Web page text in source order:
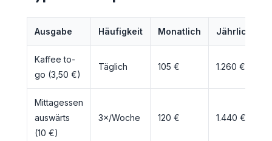
Ausgabe Häufigkeit Monatlich Jährlich
Kaffee to-
go (3,50 €)
Täglich 105 € 1.260 €
Mittagessen
auswärts
(10 €)
3×/Woche 120 € 1.440 €